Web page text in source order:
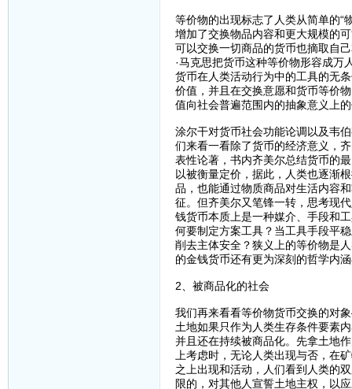
等价物的出现标志了人类从简单的“
增加了交换物品内容和更大规模的
可以交换一切商品的货币也摘取自
·马克思把货币这种等价物形容成
货币在人类活动行为中的工具的无
价值，并且在交换意愿和货币等价
值向社会普遍范围内的抽象意义上
涂尔干对货币社会功能论调以及韦
们来看一看除了货币的经济意义，
表性论著，书内齐美尔总结货币的
以被衡量定价，据此，人类也逐渐
品，也能通过物质商品对生活内容
征。但齐美尔又笔锋一转，思考现
钱货币本质上是一种媒介、手段和
何要制定方案工具？当工具手段平
削去主体安全？狭义上的等价物是
的金钱货币还有更为深刻的哲学内
2、被商品化的社会
我们再来看看等价物货币交换的对
土地如果只作为人类生存条件要素
并且还在持续被商品化。先拿土地
上考虑时，无论人类出现与否，在
之上出现和活动，人们看到人类的
限的，对其他人宣誓土地主权，以